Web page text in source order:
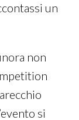
un
non
si